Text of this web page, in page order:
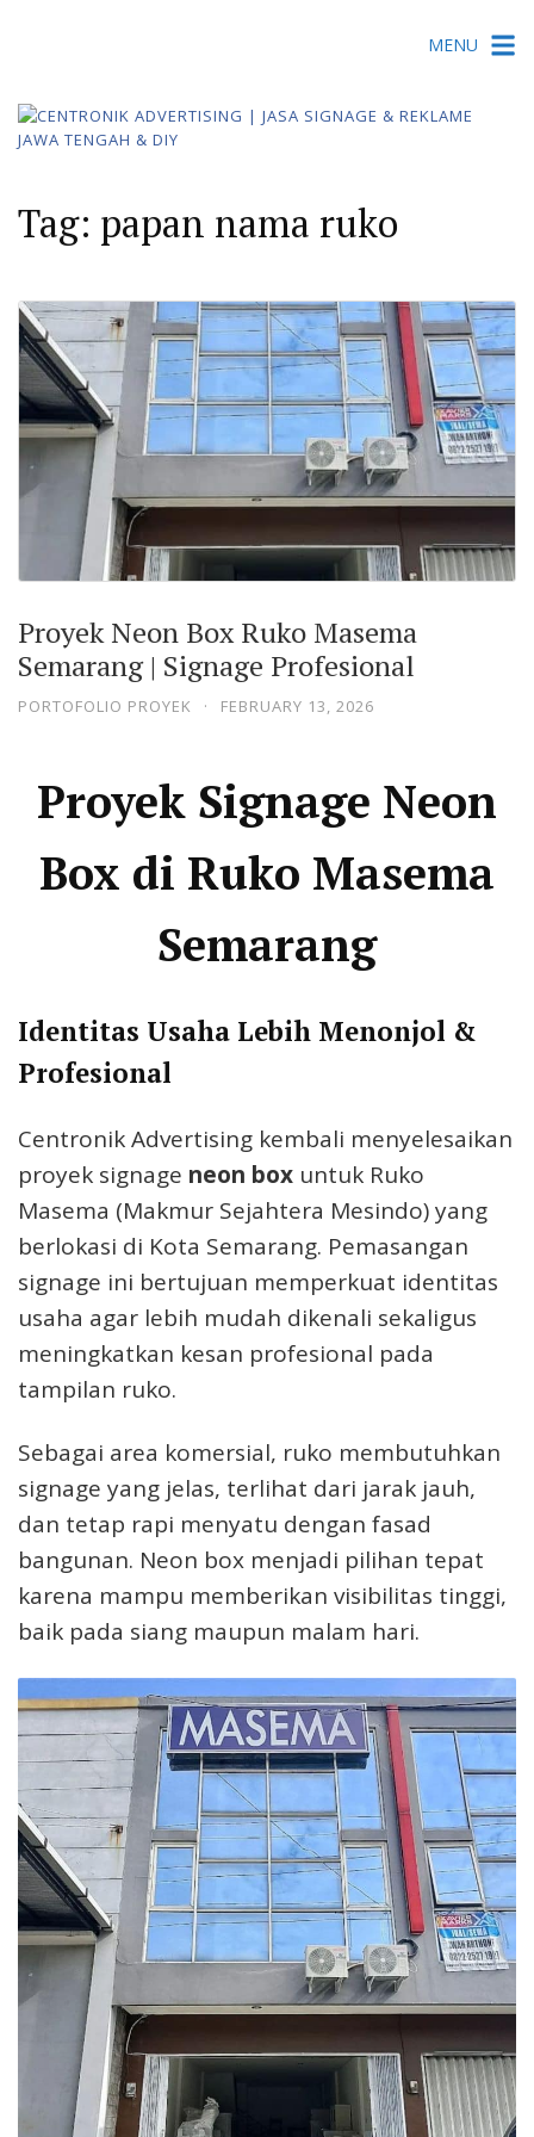
MENU
Tag: papan nama ruko
Proyek Neon Box Ruko Masema
Semarang | Signage Profesional
PORTOFOLIO PROYEK · FEBRUARY 13, 2026
Proyek Signage Neon
Box di Ruko Masema
Semarang
Identitas Usaha Lebih Menonjol &
Profesional
Centronik Advertising kembali menyelesaikan
proyek signage neon box untuk Ruko
Masema (Makmur Sejahtera Mesindo) yang
berlokasi di Kota Semarang. Pemasangan
signage ini bertujuan memperkuat identitas
usaha agar lebih mudah dikenali sekaligus
meningkatkan kesan profesional pada
tampilan ruko.
Sebagai area komersial, ruko membutuhkan
signage yang jelas, terlihat dari jarak jauh,
dan tetap rapi menyatu dengan fasad
bangunan. Neon box menjadi pilihan tepat
karena mampu memberikan visibilitas tinggi,
baik pada siang maupun malam hari.